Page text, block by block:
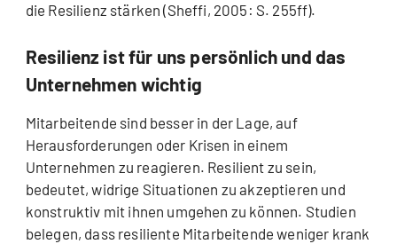
die Resilienz stärken (Sheffi, 2005: S. 255ff).
Resilienz ist für uns persönlich und das
Unternehmen wichtig
Mitarbeitende sind besser in der Lage, auf
Herausforderungen oder Krisen in einem
Unternehmen zu reagieren. Resilient zu sein,
bedeutet, widrige Situationen zu akzeptieren und
konstruktiv mit ihnen umgehen zu können. Studien
belegen, dass resiliente Mitarbeitende weniger krank